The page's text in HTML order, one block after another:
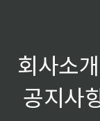
회사소개
공지사